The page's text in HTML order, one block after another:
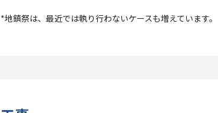
*地鎮祭は、最近では執り行わないケースも増えています。